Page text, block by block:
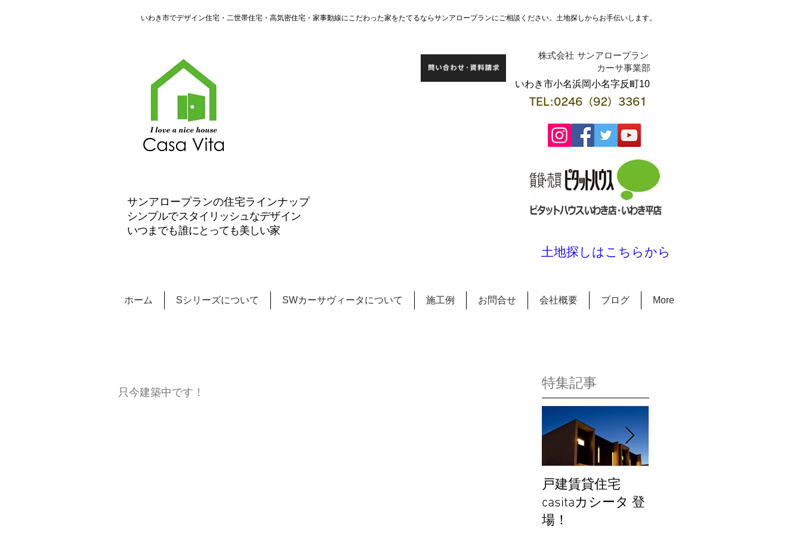
​いわき市でデザイン住宅・二世帯住宅・高気密住宅・家事動線にこだわった家をたてるならサンアロープランにご相談ください。土地探しからお手伝いします。
​サンアロープランの住宅ラインナップ
シンプルでスタイリッシュなデザイン
いつまでも誰にとっても美しい家
株式会社 サンアロープラン
​カーサ事業部
​いわき市小名浜岡小名字反町10
TEL:0246（92）3361
土地探しはこちらから
ホーム Sシリーズについて SWカーサヴィータについて 施工例 お問合せ 会社概要 ブログ More
只今建築中です！ 特集記事
戸建賃貸住宅
casitaカシータ 登
場！